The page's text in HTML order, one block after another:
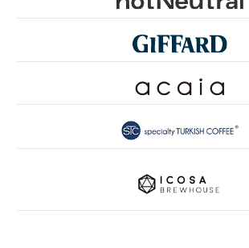
FUN TO SHARE
PINK RIBBON
SDGsとは